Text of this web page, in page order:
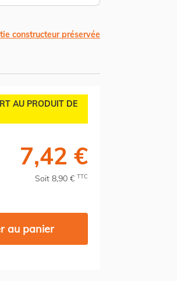
constructeur préservée
AU PRODUIT DE
7,42 €
Soit 8,90 € TTC
au panier